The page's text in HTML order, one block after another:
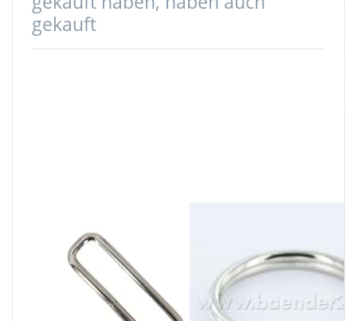
gekauft
Stahl - 50mm -
11mm Höhe -
ungeschweisst -
Schlüsselring
aus Federstahl -
16mm